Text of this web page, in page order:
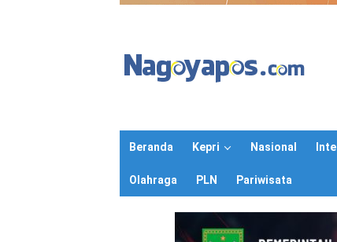
Beranda Kepri Nasional
Olahraga PLN Pariwisata